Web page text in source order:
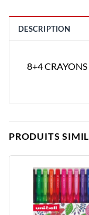
DESCRIPTION
8+4
PRODUITS